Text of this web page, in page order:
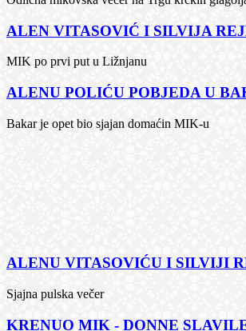
ALEN VITASOVIĆ I SILVIJA
MIK po prvi put u Ližnjanu
ALENU POLIĆU POBJEDA U
Bakar je opet bio sjajan domaćin MIK-u
ALENU VITASOVIĆU I SILVIJI
Sjajna pulska večer
KRENUO MIK - DONNE